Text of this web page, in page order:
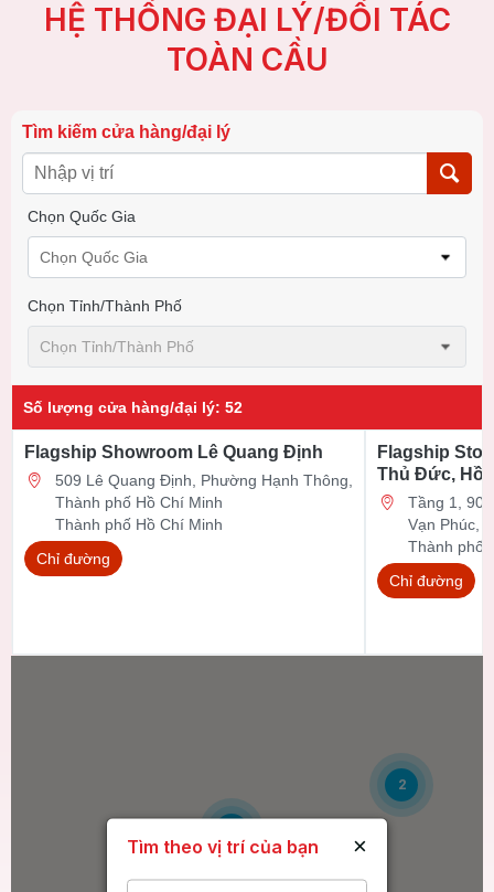
HỆ THỐNG ĐẠI LÝ/ĐỐI TÁC
TOÀN CẦU
Tìm kiếm cửa hàng/đại lý
Chọn Quốc Gia
Chọn Quốc Gia
Chọn Tỉnh/thành Phố
Chọn Tỉnh/thành Phố
Số lượng cửa hàng/đại lý: 52
Flagship Showroom Lê Quang Định
509 Lê Quang Định, Phường Hạnh Thông,
Thành phố Hồ Chí Minh
Thành phố Hồ Chí Minh
Chỉ đường
Flagship
Thủ Đức, Hồ
Tầng 1, 90
Vạn Phúc,
Thành phố
Chỉ đường
2
Tìm theo vị trí của bạn ×